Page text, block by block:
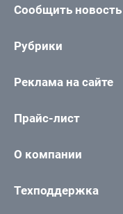
Сообщить новость
Рубрики
Реклама на сайте
Прайс-лист
О компании
Техподдержка